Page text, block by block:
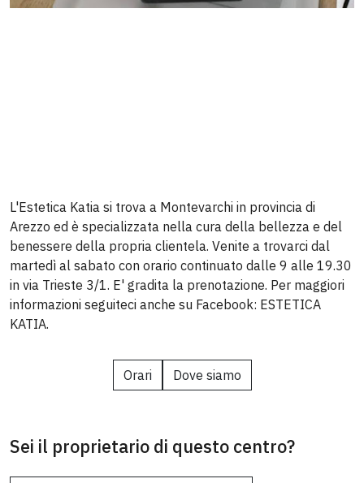
L'Estetica Katia si trova a Montevarchi in provincia di
Arezzo ed è specializzata nella cura della bellezza e del
benessere della propria clientela. Venite a trovarci dal
martedì al sabato con orario continuato dalle 9 alle 19.30
in via Trieste 3/1. E' gradita la prenotazione. Per maggiori
informazioni seguiteci anche su Facebook: ESTETICA
KATIA.
Orari Dove siamo
Sei il proprietario di questo centro?